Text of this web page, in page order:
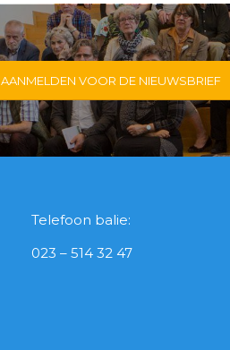
AANMELDEN VOOR DE NIEUWSBRIEF
Telefoon balie:
023 – 514 32 47